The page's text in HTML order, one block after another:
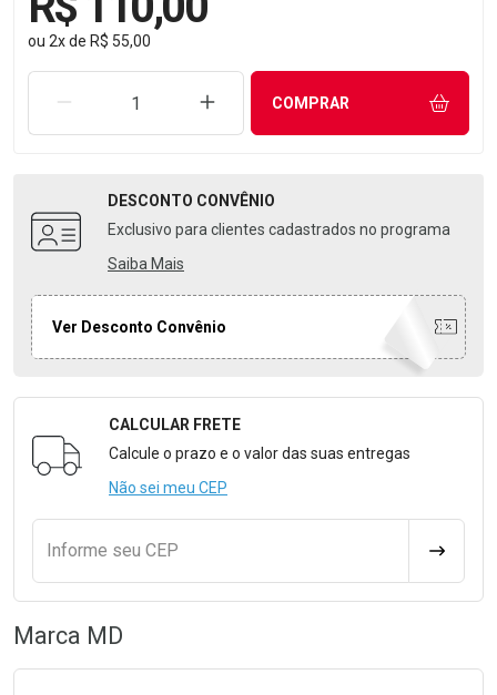
ou 2xde R$ 55,00
REMOVER UMA UNIDADEAUMENTAR UMA UNIDADE
COMPRAR
DESCONTO CONVÊNIO
Exclusivo para clientes cadastrados no programa
Saiba Mais
Ver Desconto Convênio
Formulário para Calcular o Frete
CALCULAR FRETE
Calcule o prazo e o valor das suas entregas
Não sei meu CEP
Informe seu CEP
Marca MD